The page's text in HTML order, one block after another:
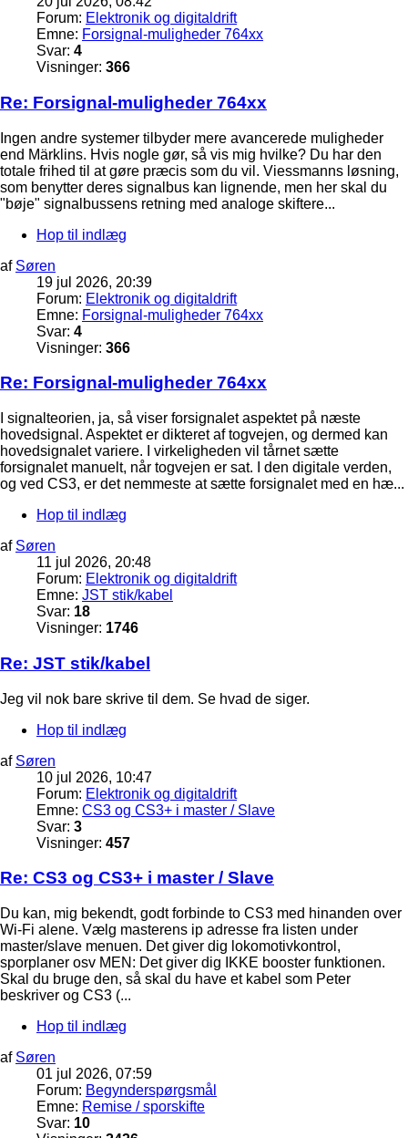
Forum: Elektronik og digitaldrift
Emne: Forsignal-muligheder 764xx
Svar: 4
Visninger: 366
Re: Forsignal-muligheder 764xx
Ingen andre systemer tilbyder mere avancerede muligheder
end Märklins. Hvis nogle gør, så vis mig hvilke? Du har den
totale frihed til at gøre præcis som du vil. Viessmanns løsning,
som benytter deres signalbus kan lignende, men her skal du
"bøje" signalbussens retning med analoge skiftere...
Hop til indlæg
af Søren
19 jul 2026, 20:39
Forum: Elektronik og digitaldrift
Emne: Forsignal-muligheder 764xx
Svar: 4
Visninger: 366
Re: Forsignal-muligheder 764xx
I signalteorien, ja, så viser forsignalet aspektet på næste
hovedsignal. Aspektet er dikteret af togvejen, og dermed kan
hovedsignalet variere. I virkeligheden vil tårnet sætte
forsignalet manuelt, når togvejen er sat. I den digitale verden,
og ved CS3, er det nemmeste at sætte forsignalet med en hæ...
Hop til indlæg
af Søren
11 jul 2026, 20:48
Forum: Elektronik og digitaldrift
Emne: JST stik/kabel
Svar: 18
Visninger: 1746
Re: JST stik/kabel
Jeg vil nok bare skrive til dem. Se hvad de siger.
Hop til indlæg
af Søren
10 jul 2026, 10:47
Forum: Elektronik og digitaldrift
Emne: CS3 og CS3+ i master / Slave
Svar: 3
Visninger: 457
Re: CS3 og CS3+ i master / Slave
Du kan, mig bekendt, godt forbinde to CS3 med hinanden over
Wi-Fi alene. Vælg masterens ip adresse fra listen under
master/slave menuen. Det giver dig lokomotivkontrol,
sporplaner osv MEN: Det giver dig IKKE booster funktionen.
Skal du bruge den, så skal du have et kabel som Peter
beskriver og CS3 (...
Hop til indlæg
af Søren
01 jul 2026, 07:59
Forum: Begynderspørgsmål
Emne: Remise / sporskifte
Svar: 10